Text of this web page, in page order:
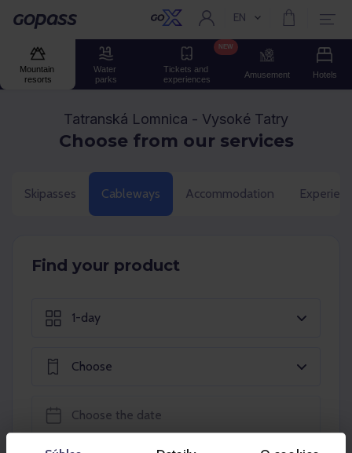
Gopass Current language:
EN
Mountain
resorts
Water
parks
Tickets and
experiences
NEW
Amusement Hotels
Tatranská Lomnica - Vysoké Tatry
Choose from our services
Skipasses Cableways Accommodation
Find your product
1-day
Choose